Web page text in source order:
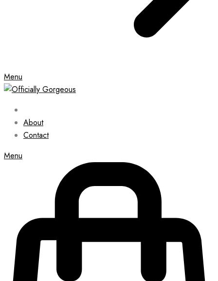
Menu
About
Contact
Menu